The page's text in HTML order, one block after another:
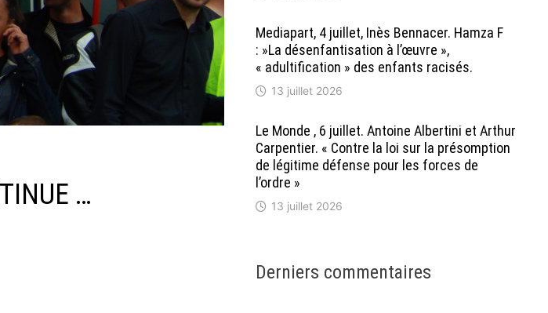
…
Mediapart, 4 juillet, Inès Bennacer. Hamza F
: »La désenfantisation à l’œuvre »,
« adultification » des enfants racisés.
13 juillet 2026
Le Monde , 6 juillet. Antoine Albertini et Arthur
Carpentier. « Contre la loi sur la présomption
de légitime défense pour les forces de
l’ordre »
13 juillet 2026
Derniers commentaires